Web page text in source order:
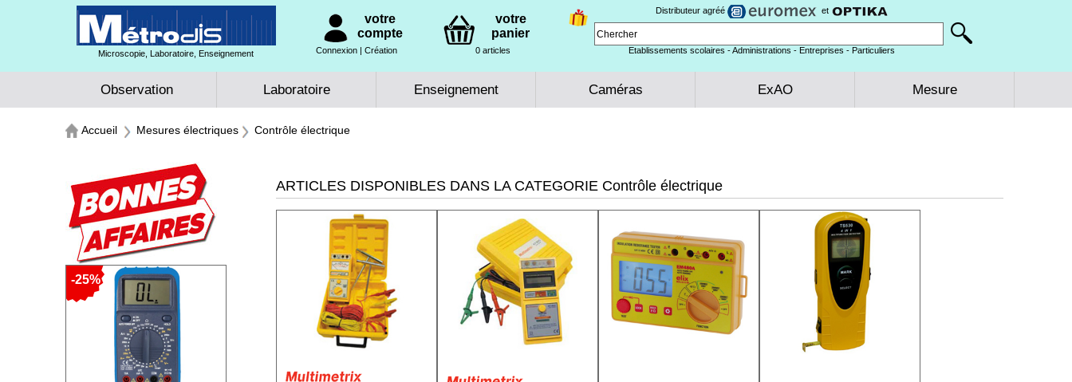
Microscopie, Laboratoire, Enseignement
votre
compte
Connexion | Création
votre
panier
0 articles
Distributeur agréé et
Etablissements scolaires - Administrations - Entreprises - Particuliers
Observation Laboratoire Enseignement Caméras ExAO Mesure
Accueil Mesures électriques Contrôle électrique
-25%
ARTICLES DISPONIBLES DANS LA CATEGORIE Contrôle électrique